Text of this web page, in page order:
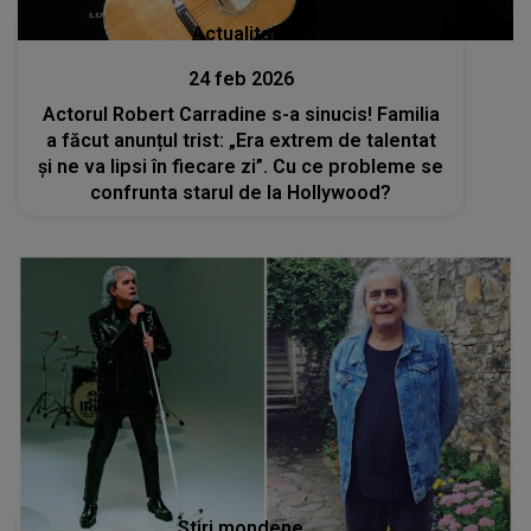
Actualitate
24 feb 2026
Actorul Robert Carradine s-a sinucis! Familia
a făcut anunțul trist: „Era extrem de talentat
și ne va lipsi în fiecare zi”. Cu ce probleme se
confrunta starul de la Hollywood?